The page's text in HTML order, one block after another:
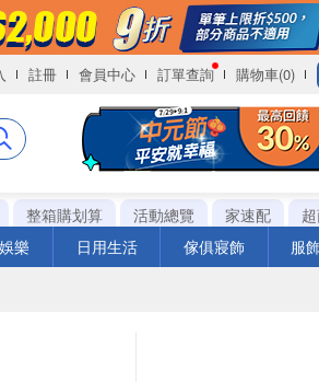
註冊 會員中心 訂單查詢 購物車(0)
整箱購划算 活動總覽 家速配
樂 日用生活 傢俱寢飾 服